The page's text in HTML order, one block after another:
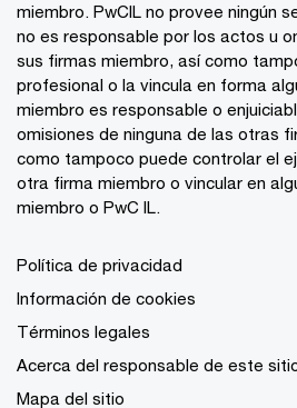
miembro. PwCIL no provee ningún
no es responsable por los actos u
sus firmas miembro, así como
profesional o la vincula en forma
miembro es responsable o
omisiones de ninguna de las otras
como tampoco puede controlar el
otra firma miembro o vincular en
miembro o PwC IL.
Política de privacidad
Información de cookies
Términos legales
Acerca del responsable de este
Mapa del sitio